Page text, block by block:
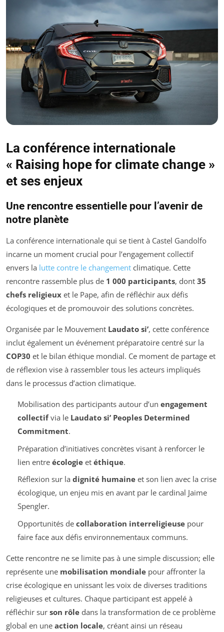
La conférence internationale
« Raising hope for climate change »
et ses enjeux
Une rencontre essentielle pour l’avenir de
notre planète
La conférence internationale qui se tient à Castel Gandolfo
incarne un moment crucial pour l’engagement collectif
envers la lutte contre le changement climatique. Cette
rencontre rassemble plus de 1 000 participants, dont 35
chefs religieux et le Pape, afin de réfléchir aux défis
écologiques et de promouvoir des solutions concrètes.
Organisée par le Mouvement Laudato si’, cette conférence
inclut également un événement préparatoire centré sur la
COP30 et le bilan éthique mondial. Ce moment de partage et
de réflexion vise à rassembler tous les acteurs impliqués
dans le processus d’action climatique.
Mobilisation des participants autour d’un engagement
collectifvia le Laudato si’ Peoples Determined
Commitment.
Préparation d’initiatives concrètes visant à renforcer le
lien entre écologieet éthique.
Réflexion sur la dignité humaineet son lien avec la crise
écologique, un enjeu mis en avant par le cardinal Jaime
Spengler.
Opportunités de collaboration interreligieusepour
faire face aux défis environnementaux communs.
Cette rencontre ne se limite pas à une simple discussion; elle
représente une mobilisation mondiale pour affronter la
crise écologique en unissant les voix de diverses traditions
religieuses et cultures. Chaque participant est appelé à
réfléchir sur son rôle dans la transformation de ce problème
global en une action locale, créant ainsi un réseau